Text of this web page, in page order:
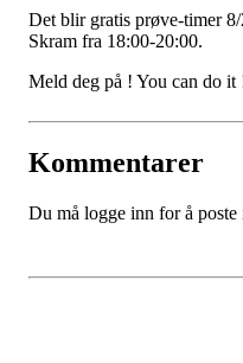
Det blir gratis prøve-timer
Skram fra 18:00-20:00.
Meld deg på ! You can do it
Kommentarer
Du må logge inn for å poste